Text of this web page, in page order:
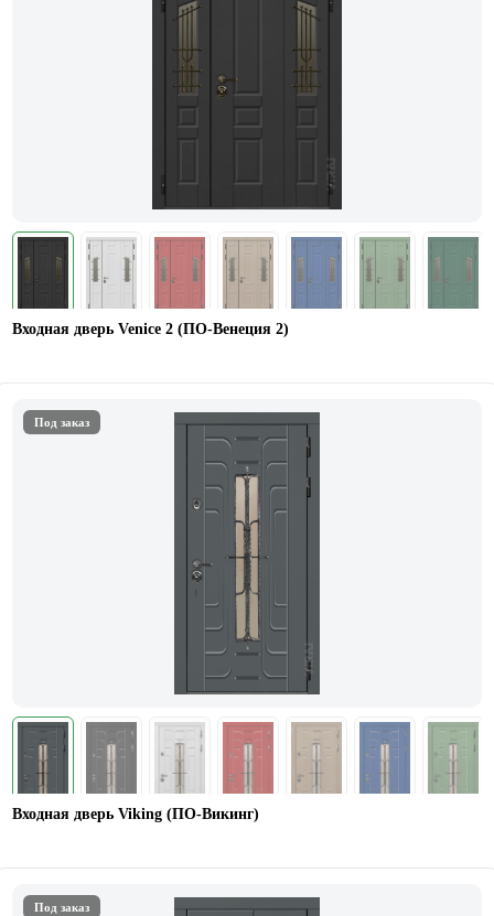
Входная дверь Venice 2 (ПО-Венеция 2)
Под заказ
Входная дверь Viking (ПО-Викинг)
Под заказ